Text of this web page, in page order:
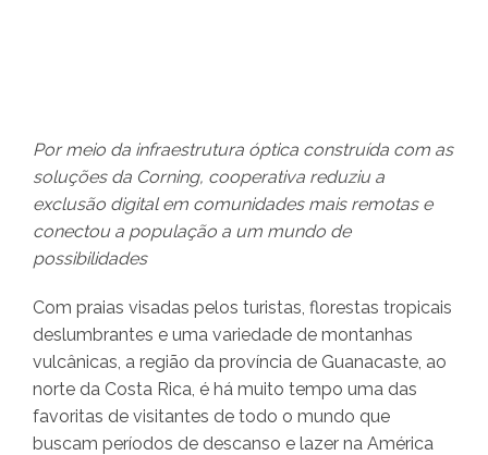
Por meio da infraestrutura óptica construída com as
soluções da Corning, cooperativa reduziu a
exclusão digital em comunidades mais remotas e
conectou a população a um mundo de
possibilidades
Com praias visadas pelos turistas, florestas tropicais
deslumbrantes e uma variedade de montanhas
vulcânicas, a região da província de Guanacaste, ao
norte da Costa Rica, é há muito tempo uma das
favoritas de visitantes de todo o mundo que
buscam períodos de descanso e lazer na América